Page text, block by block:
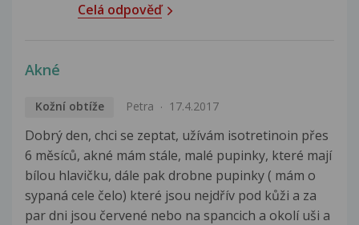
Celá odpověď
Akné
Kožní obtíže Petra 17.4.2017
Dobrý den, chci se zeptat, užívám isotretinoin přes
6 měsíců, akné mám stále, malé pupinky, které mají
bílou hlavičku, dále pak drobne pupinky ( mám o
sypaná cele čelo) které jsou nejdřív pod kůži a za
par dni jsou červené nebo na spancich a okolí uši a